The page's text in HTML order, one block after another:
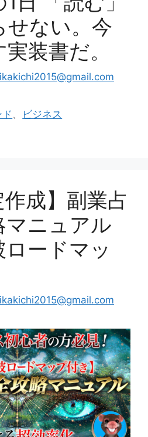
せない。今
装書だ。
、
ビジネス
作成】副業占
マニュアル
ロードマッ